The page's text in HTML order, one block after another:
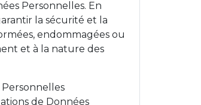
Personnelles. En
la sécurité et la
endommagées ou
et à la nature des
Personnelles
de Données